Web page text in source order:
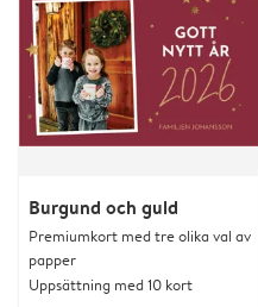
Burgund och guld
Premiumkort med tre olika val av
papper
Uppsättning med 10 kort